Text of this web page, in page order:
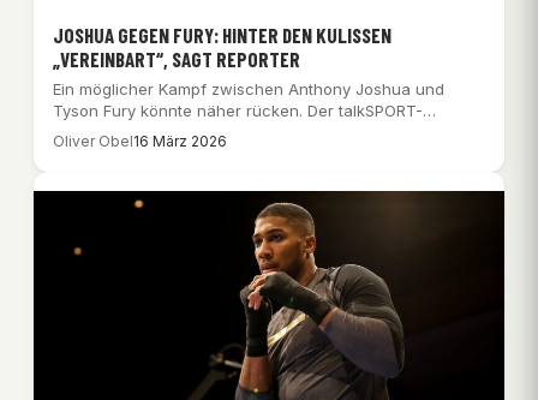
JOSHUA GEGEN FURY: HINTER DEN KULISSEN
„VEREINBART“, SAGT REPORTER
Ein möglicher Kampf zwischen Anthony Joshua und
Tyson Fury könnte näher rücken. Der talkSPORT-
Reporter Gareth…
Oliver Obel16 März 2026